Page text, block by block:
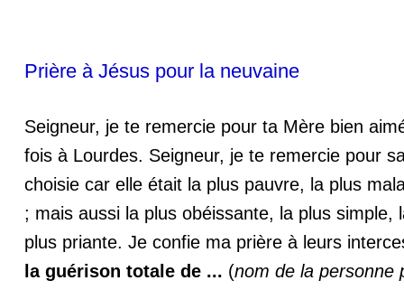
Prière à Jésus pour la neuvaine
Seigneur, je te remercie pour ta Mère bien
fois à Lourdes. Seigneur, je te remercie pour
choisie car elle était la plus pauvre, la plus
; mais aussi la plus obéissante, la plus simple,
plus priante. Je confie ma prière à leurs
la guérison totale de ... (nom de la personne